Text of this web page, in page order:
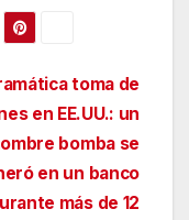
toma de
en EE.UU.: un
bomba se
en un banco
más de 12